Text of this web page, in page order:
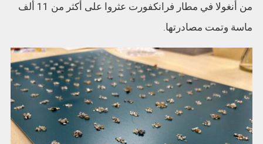
من أنغولا في مطار فرانكفورت عثروا على أكثر من 11 ألف
ماسة وتمت مصادرتها.